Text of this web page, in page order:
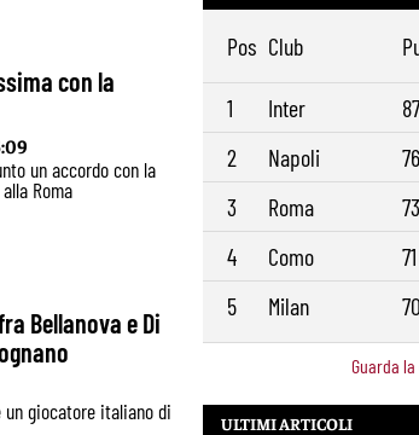
con la
un accordo con la
Roma
Bellanova e Di
giocatore italiano di
Pos Club
1 Inter
87
2
Napoli
76
3
Roma
73
4
Como
71
5
Milan 70
Guarda
ULTIMI ARTICOLI